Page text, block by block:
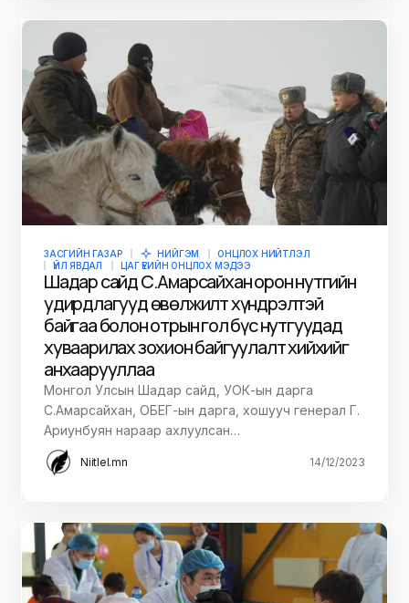
ЗАСГИЙН ГАЗАР НИЙГЭМ
ОНЦЛОХ НИЙТЛЭЛ
ҮЙЛ ЯВДАЛ
ЦАГ ҮЕИЙН ОНЦЛОХ МЭДЭЭ
Шадар сайд С.Амарсайхан орон нутгийн
удирдлагууд өвөлжилт хүндрэлтэй
байгаа болон отрын гол бүс нутгуудад
хуваарилах зохион байгуулалт хийхийг
анхаарууллаа
Монгол Улсын Шадар сайд, УОК-ын дарга
С.Амарсайхан, ОБЕГ-ын дарга, хошууч генерал Г.
Ариунбуян нараар ахлуулсан…
Niitlel.mn 14/12/2023